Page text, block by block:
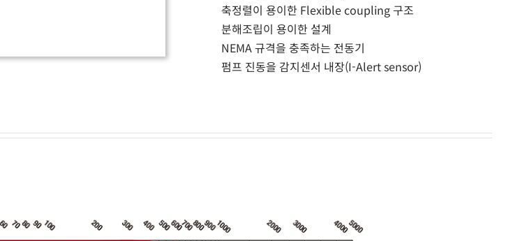
축정렬이 용이한 Flexible coupling 구조
분해조립이 용이한 설계
NEMA 규격을 충족하는 전동기
펌프 진동을 감지센서 내장(I-Alert sensor)